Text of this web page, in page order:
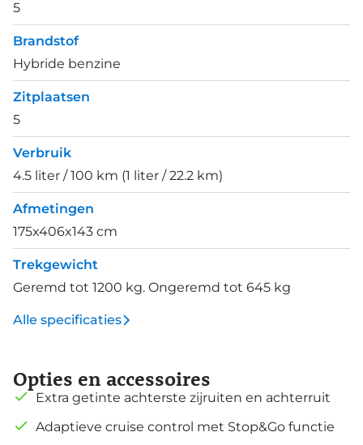
5
Brandstof
Hybride benzine
Zitplaatsen
5
Verbruik
4.5 liter / 100 km (1 liter / 22.2 km)
Afmetingen
175x406x143 cm
Trekgewicht
Geremd tot 1200 kg. Ongeremd tot 645 kg
Alle specificaties
Opties en accessoires
Extra getinte achterste zijruiten en achterruit
Adaptieve cruise control met Stop&Go functie